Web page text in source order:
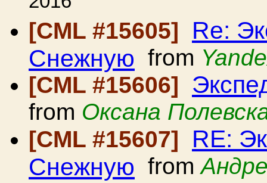
[CML #15605]
Re:
Снежную from
[CML #15606]
from Оксана
[CML #15607]
RE:
Снежную from